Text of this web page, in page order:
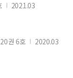
2021.03
권 6호 2020.03